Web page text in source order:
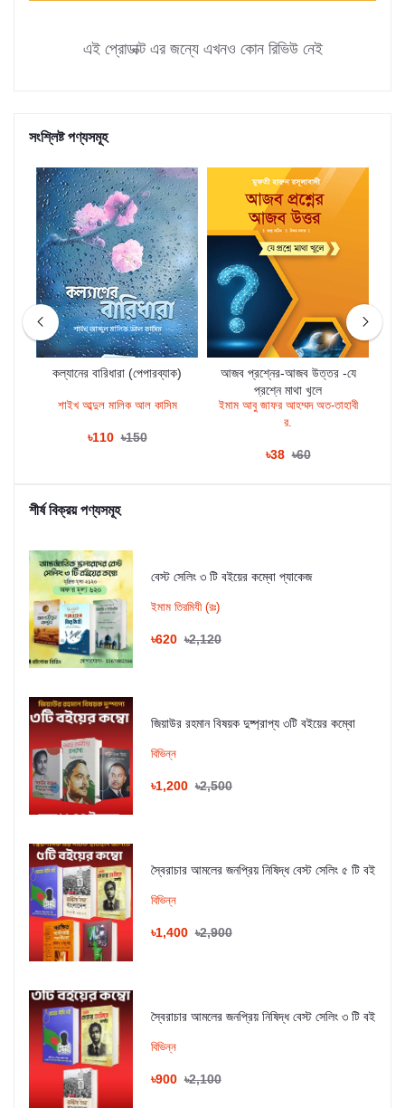
এই প্রোডাক্ট এর জন্যে এখনও কোন রিভিউ নেই
সংশ্লিষ্ট পণ্যসমূহ
কল্যানের বারিধারা (পেপারব্যাক)
শাইখ আব্দুল মালিক আল কাসিম
৳110 ৳150
আজব প্রশ্নের-আজব উত্তর -যে
প্রশ্নে মাথা খুলে
ইমাম আবু জাফর আহম্মদ অত-তাহাবী
র.
৳38 ৳60
শীর্ষ বিক্রয় পণ্যসমূহ
বেস্ট সেলিং ৩ টি বইয়ের কম্বো প্যাকেজ
ইমাম তিরমিযী (রঃ)
৳620 ৳2,120
জিয়াউর রহমান বিষয়ক দুষ্প্রাপ্য ৩টি বইয়ের কম্বো
বিভিন্ন
৳1,200 ৳2,500
স্বৈরাচার আমলের জনপ্রিয় নিষিদ্ধ বেস্ট সেলিং ৫ টি বই
বিভিন্ন
৳1,400 ৳2,900
স্বৈরাচার আমলের জনপ্রিয় নিষিদ্ধ বেস্ট সেলিং ৩ টি বই
বিভিন্ন
৳900 ৳2,100